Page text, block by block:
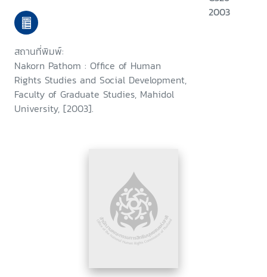
สถานที่พิมพ์:
Nakorn Pathom : Office of Human
Rights Studies and Social Development,
Faculty of Graduate Studies, Mahidol
University, [2003].
2003